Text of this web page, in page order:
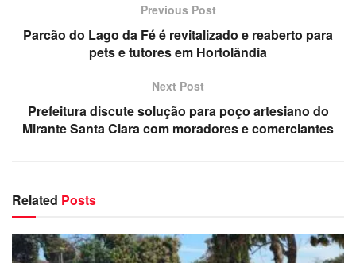
Previous Post
Parcão do Lago da Fé é revitalizado e reaberto para
pets e tutores em Hortolândia
Next Post
Prefeitura discute solução para poço artesiano do
Mirante Santa Clara com moradores e comerciantes
Related Posts